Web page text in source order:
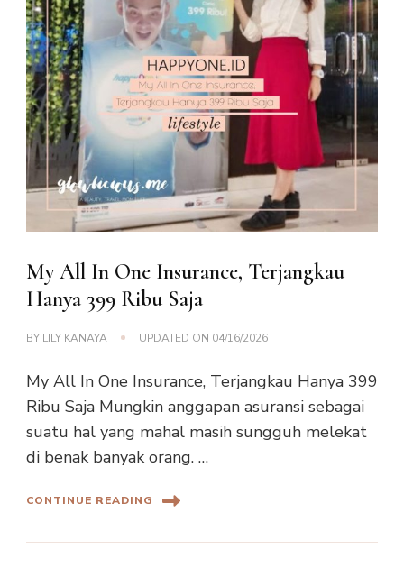
My All In One Insurance, Terjangkau
Hanya 399 Ribu Saja
BY LILY KANAYA UPDATED ON 04/16/2026
My All In One Insurance, Terjangkau Hanya 399
Ribu Saja Mungkin anggapan asuransi sebagai
suatu hal yang mahal masih sungguh melekat
di benak banyak orang. …
CONTINUE READING